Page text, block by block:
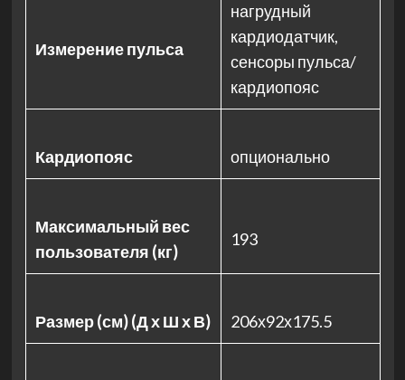
Измерение пульса
нагрудный
кардиодатчик,
сенсоры пульса/
кардиопояс
Кардиопояс опционально
Максимальный вес
пользователя (кг)
193
Размер (см) (Д х Ш х В) 206х92х175.5